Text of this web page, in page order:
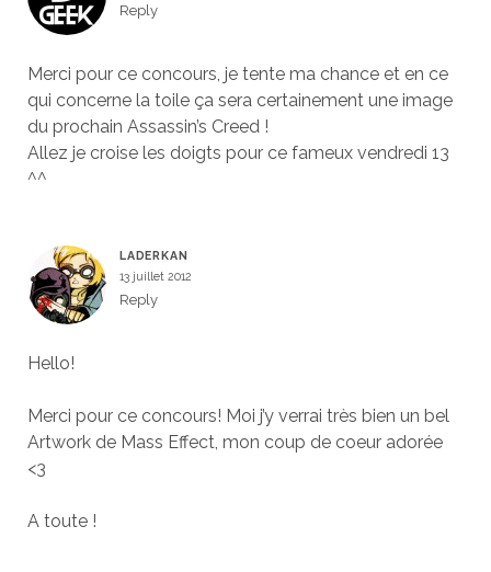
Reply
Merci pour ce concours, je tente ma chance et en ce
qui concerne la toile ça sera certainement une image
du prochain Assassin’s Creed !
Allez je croise les doigts pour ce fameux vendredi 13
^^
LADERKAN
13 juillet 2012
Reply
Hello!
Merci pour ce concours! Moi j’y verrai très bien un bel
Artwork de Mass Effect, mon coup de coeur adorée
<3
A toute !